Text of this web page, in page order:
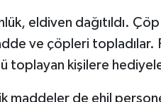
eldiven dağıtıldı.
ve çöpleri topladılar.
toplayan kişilere
maddeler de ehil